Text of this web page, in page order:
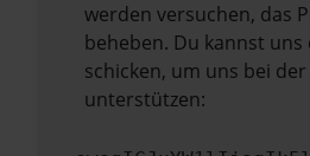
werden versuchen, das
beheben. Du kannst uns
schicken, um uns bei
unterstützen: